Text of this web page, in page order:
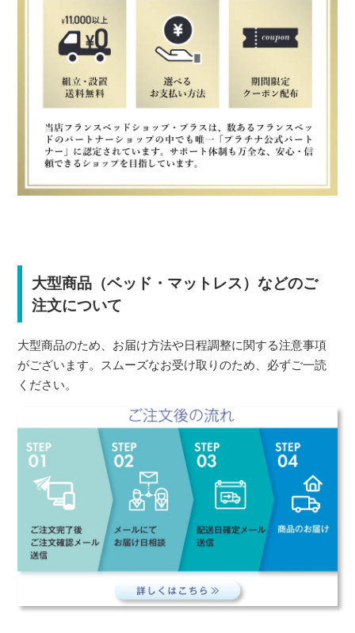
大型商品（ベッド・マットレス）などのご
注文について
大型商品のため、お届け方法や日程調整に関する注意事項
がございます。スムーズなお受け取りのため、必ずご一読
ください。